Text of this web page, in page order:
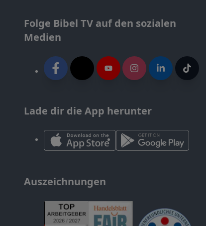
Folge Bibel TV auf den sozialen
Medien
Lade dir die App herunter
Auszeichnungen